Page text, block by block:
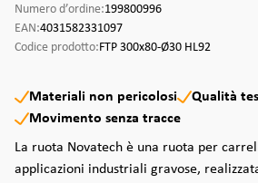
Numero d’ordine:199800996
EAN:4031582331097
Codice prodotto:FTP 300x80-Ø30 HL92
Materiali non pericolosi
Qualità
Movimento senza tracce
La ruota Novatech è una ruota per
applicazioni industriali gravose,